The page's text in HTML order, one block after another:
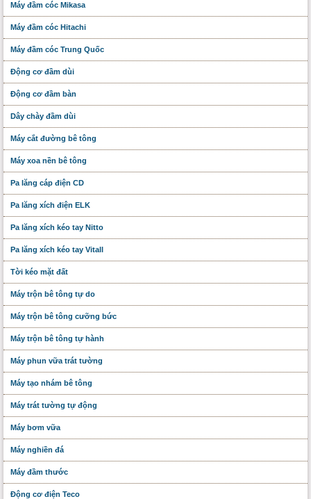
Máy đầm cóc Mikasa
Máy đầm cóc Hitachi
Máy đầm cóc Trung Quốc
Động cơ đầm dùi
Động cơ đầm bàn
Dây chày đầm dùi
Máy cắt đường bê tông
Máy xoa nền bê tông
Pa lăng cáp điện CD
Pa lăng xích điện ELK
Pa lăng xích kéo tay Nitto
Pa lăng xích kéo tay Vitall
Tời kéo mặt đất
Máy trộn bê tông tự do
Máy trộn bê tông cưỡng bức
Máy trộn bê tông tự hành
Máy phun vữa trát tường
Máy tạo nhám bê tông
Máy trát tường tự động
Máy bơm vữa
Máy nghiền đá
Máy đầm thước
Động cơ điện Teco